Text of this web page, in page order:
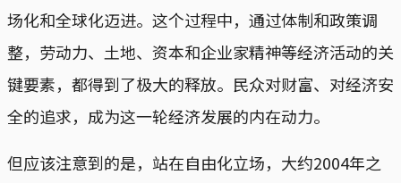
场化和全球化迈进。这个过程中，通过体制和政策调
整，劳动力、土地、资本和企业家精神等经济活动的关
键要素，都得到了极大的释放。民众对财富、对经济安
全的追求，成为这一轮经济发展的内在动力。
但应该注意到的是，站在自由化立场，大约2004年之